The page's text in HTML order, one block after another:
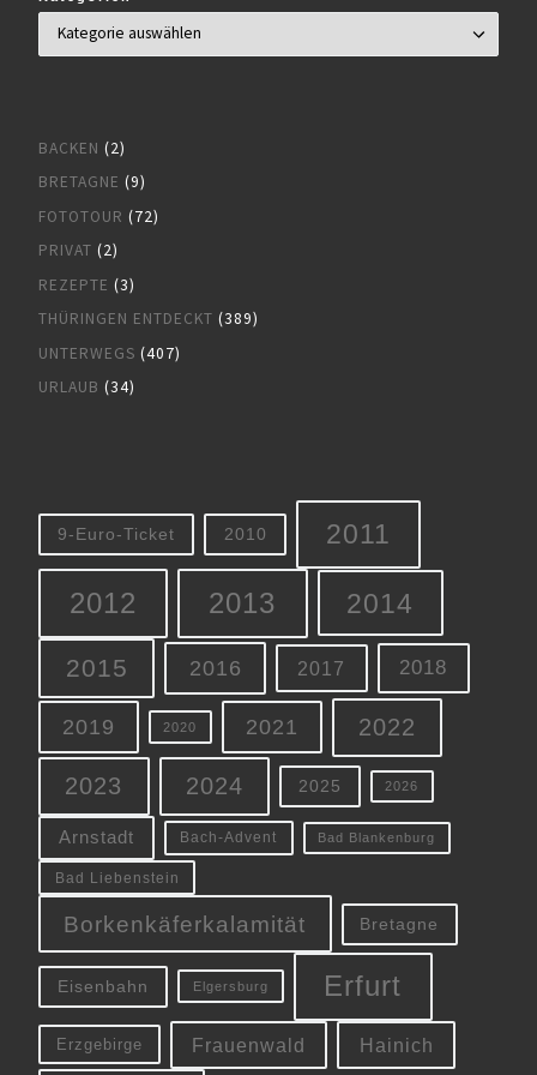
BACKEN (2)
BRETAGNE (9)
FOTOTOUR (72)
PRIVAT (2)
REZEPTE (3)
THÜRINGEN ENTDECKT (389)
UNTERWEGS (407)
URLAUB (34)
9-Euro-Ticket 2010 2011
2012 2013 2014
2015 2016 2017 2018
2019 2020 2021 2022
2023 2024 2025 2026
Arnstadt Bach-Advent Bad Blankenburg
Bad Liebenstein
Borkenkäferkalamität Bretagne
Eisenbahn Elgersburg Erfurt
Erzgebirge Frauenwald Hainich